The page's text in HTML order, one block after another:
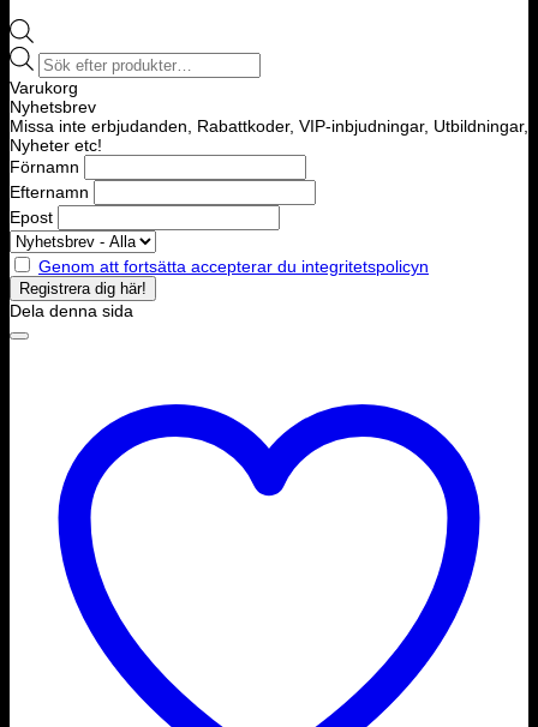
Products
search
Varukorg
Nyhetsbrev
Missa inte erbjudanden, Rabattkoder, VIP-inbjudningar, Utbildningar,
Nyheter etc!
Förnamn
Efternamn
Epost
Genom att fortsätta accepterar du integritetspolicyn
Dela denna sida